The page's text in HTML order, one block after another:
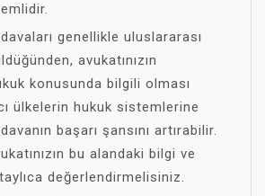
genellikle uluslararası
avukatınızın
konusunda bilgili olması
ülkelerin hukuk sistemlerine
başarı şansını artırabilir.
bu alandaki bilgi ve
değerlendirmelisiniz.